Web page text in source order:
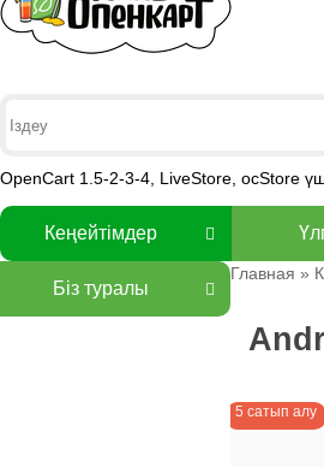
OpenCart 1.5-2-3-4, LiveStore, ocStore
Кеңейтімдер
Біз туралы
Главная »
5 сатып алу